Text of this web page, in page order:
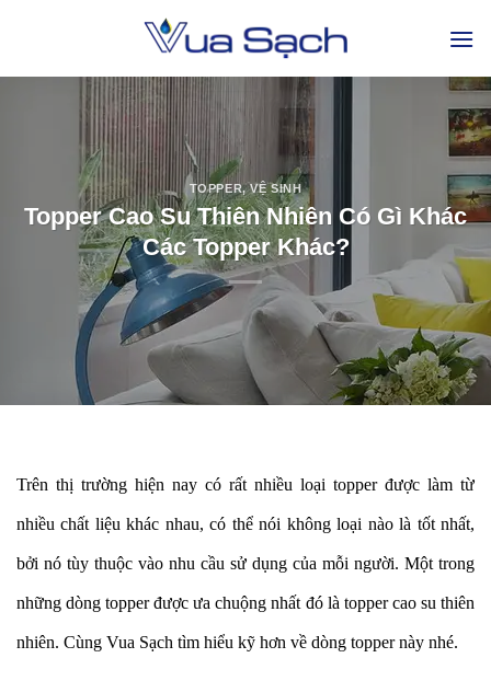
TOPPER,VỆ SINH
Topper Cao Su Thiên Nhiên Có Gì Khác
Các Topper Khác?
Trên thị trường hiện nay có rất nhiều loại topper được làm từ
nhiều chất liệu khác nhau, có thể nói không loại nào là tốt nhất,
bởi nó tùy thuộc vào nhu cầu sử dụng của mỗi người. Một trong
những dòng topper được ưa chuộng nhất đó là topper cao su thiên
nhiên. Cùng Vua Sạch tìm hiểu kỹ hơn về dòng topper này nhé.